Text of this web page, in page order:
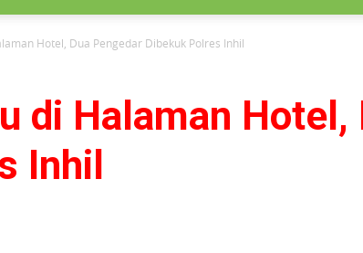
Kundur
News
Hotel, Dua Pengedar Dibekuk Polres Inhil
di Halaman Hotel,
Inhil